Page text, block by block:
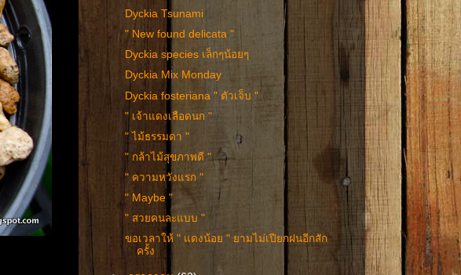
Dyckia Tsunami
" New found delicata "
Dyckia species เล็กๆน้อยๆ
Dyckia Mix Monday
Dyckia fosteriana " ตัวเจ็บ "
" เจ้าแดงเลือดนก "
" ไม้ธรรมดา "
" กล้าไม้สุขภาพดี "
" ความหวังแรก "
" Maybe "
" สวยคนละแบบ "
ขอเวลาให้ " แดงน้อย " ยามไม่เปียกฝนอีกสัก
ครั้ง